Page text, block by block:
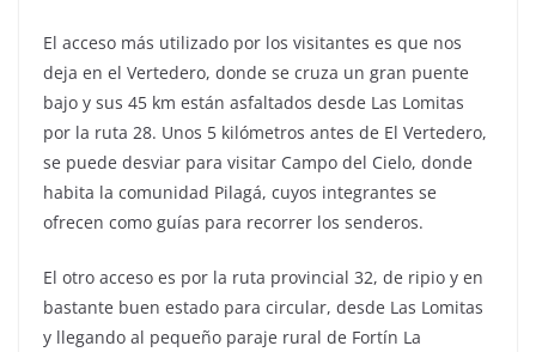
El acceso más utilizado por los visitantes es que nos
deja en el Vertedero, donde se cruza un gran puente
bajo y sus 45 km están asfaltados desde Las Lomitas
por la ruta 28. Unos 5 kilómetros antes de El Vertedero,
se puede desviar para visitar Campo del Cielo, donde
habita la comunidad Pilagá, cuyos integrantes se
ofrecen como guías para recorrer los senderos.
El otro acceso es por la ruta provincial 32, de ripio y en
bastante buen estado para circular, desde Las Lomitas
y llegando al pequeño paraje rural de Fortín La